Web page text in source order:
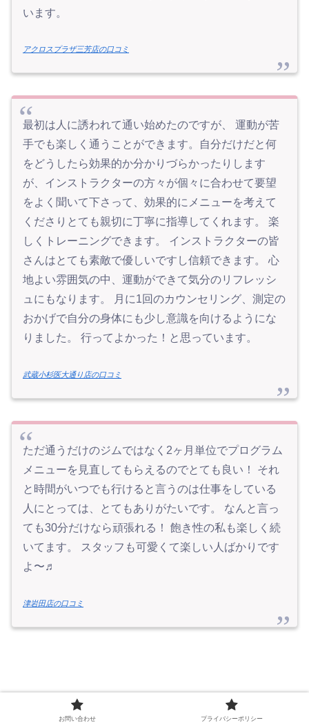
います。
アクロスプラザ三芳店の口コミ
最初は人に誘われて通い始めたのですが、 運動が苦
手でも楽しく通うことができます。自分だけだと何
をどうしたら効果的か分かりづらかったりします
が、インストラクターの方々が個々に合わせて要望
をよく聞いて下さって、効果的にメニューを考えて
くださりとても親切に丁寧に指導してくれます。 楽
しくトレーニングできます。 インストラクターの皆
さんはとても素敵で優しいですし信頼できます。 心
地よい雰囲気の中、運動ができて気分のリフレッシ
ュにもなります。 月に1回のカウンセリング、測定の
おかげで自分の身体にも少し意識を向けるようにな
りました。 行ってよかった！と思っています。
武蔵小杉医大通り店の口コミ
ただ通うだけのジムではなく2ヶ月単位でプログラム
メニューを見直してもらえるのでとても良い！ それ
と時間がいつでも行けると言うのは仕事をしている
人にとっては、とてもありがたいです。 なんと言っ
ても30分だけなら頑張れる！ 飽き性の私も楽しく続
いてます。 スタッフも可愛くて楽しい人ばかりです
よ〜♬
津岩田店の口コミ
お問い合わせ プライバシーポリシー